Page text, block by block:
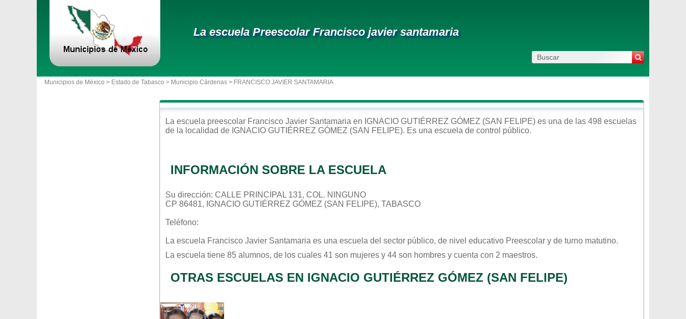
La escuela Preescolar Francisco javier santamaria
Municipios de México > Estado de Tabasco > Municipio Cárdenas > FRANCISCO JAVIER SANTAMARIA
La escuela preescolar Francisco Javier Santamaria en IGNACIO GUTIÉRREZ GÓMEZ (SAN FELIPE) es una de las 498 escuelas
de la localidad de IGNACIO GUTIÉRREZ GÓMEZ (SAN FELIPE). Es una escuela de control público.
INFORMACIÓN SOBRE LA ESCUELA
Su dirección: CALLE PRINCIPAL 131, COL. NINGUNO
CP 86481, IGNACIO GUTIÉRREZ GÓMEZ (SAN FELIPE), TABASCO
Teléfono:
La escuela Francisco Javier Santamaria es una escuela del sector público, de nivel educativo Preescolar y de turno matutino.
La escuela tiene 85 alumnos, de los cuales 41 son mujeres y 44 son hombres y cuenta con 2 maestros.
OTRAS ESCUELAS EN IGNACIO GUTIÉRREZ GÓMEZ (SAN FELIPE)